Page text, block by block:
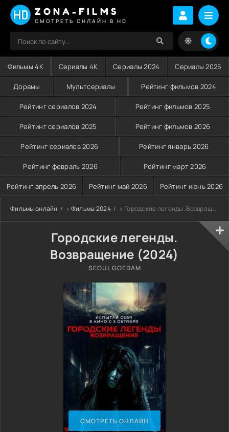
ZONA-FILMS
СМОТРЕТЬ ОНЛАЙН В HD
Фильмы 4K Сериалы 4K Сериалы 2024 Сериалы 2025
Дорамы Мультсериалы Рейтинг фильмов 2024
Рейтинг сериалов 2024 Рейтинг фильмов 2025
Рейтинг сериалов 2025 Рейтинг фильмов 2026
Рейтинг сериалов 2026 Рейтинг январь 2026
Рейтинг февраль 2026 Рейтинг март 2026
Рейтинг апрель 2026 Рейтинг май 2026 Рейтинг июнь 2026
Фильмы онлайн » Фильмы 2024 » Городские легенды. Возвращение (2024)
Городские легенды.
Возвращение (2024)
SEOUL GOEDAM
СМОТРЕТЬ ОНЛАЙН